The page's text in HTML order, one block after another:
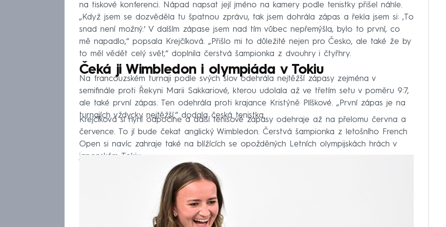
na tiskové konferenci. Nápad napsat její jméno na kamery podle tenistky přišel náhle.
„Když jsem se dozvěděla tu špatnou zprávu, tak jsem dohrála zápas a řekla jsem si: ‚To
snad není možný.‘ V dalším zápase jsem nad tím vůbec nepřemýšla, bylo to první, co
mě napadlo,“ popsala Krejčíková. „Přišlo mi to důležité nejen pro Česko, ale také že by
to měl vědět celý svět,“ doplnila čerstvá šampionka z dvouhry i čtyřhry.
Čeká ji Wimbledon i olympiáda v Tokiu
Na francouzském turnaji podle svých slov odehrála nejtěžší zápasy zejména v
semifinále proti Řekyni Marii Sakkariové, kterou udolala až ve třetím setu v poměru 9:7,
ale také první zápas. Ten odehrála proti krajance Kristýně Plíškové. „První zápas je na
turnajích vždycky nejtěžší,“ dodala česká tenistka.
Krejčíková si nyní odpočine a další tenisové zápasy odehraje až na přelomu června a
července. To jí bude čekat anglický Wimbledon. Čerstvá šampionka z letošního French
Open si navíc zahraje také na blížících se opožděných Letních olympijskách hrách v
japonském Tokiu.